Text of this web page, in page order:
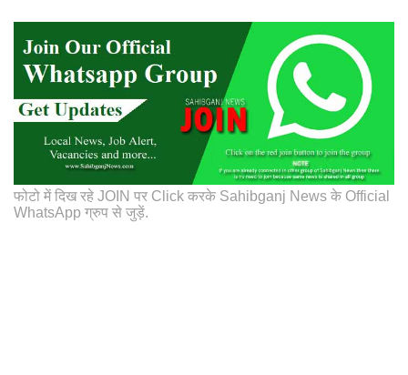
फोटो में दिख रहे JOIN पर Click करके Sahibganj News के Official
WhatsApp ग्रुप से जुड़ें.